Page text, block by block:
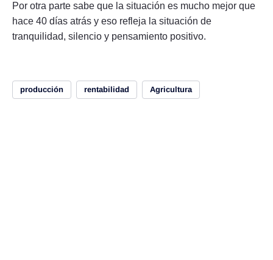
Por otra parte sabe que la situación es mucho mejor que
hace 40 días atrás y eso refleja la situación de
tranquilidad, silencio y pensamiento positivo.
producción rentabilidad Agricultura